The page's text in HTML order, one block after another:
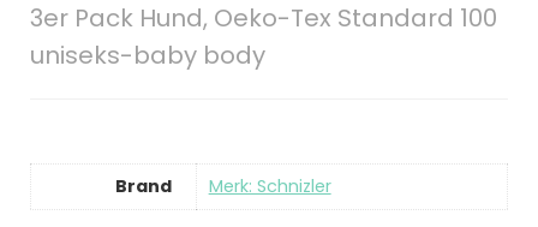
3er Pack Hund, Oeko-Tex Standard 100
uniseks-baby body
Brand Merk: Schnizler